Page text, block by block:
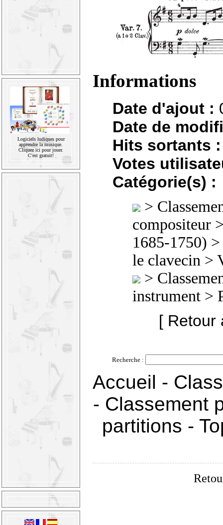
Logiciels ludiques pour
apprendre la musique.
Cliquez ici pour jouer.
C'est gratuit!
Informations
Date d'ajout :
Date de
Hits sortants :
Votes
Catégorie(s) :
>
compositeur
1685-1750)
le clavecin >
>
instrument >
[ Retour
Recherche :
Accueil -
- Classement
partitions -